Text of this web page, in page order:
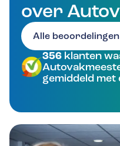
over
Alle beoordelingen
356 klanten
gemiddeld met